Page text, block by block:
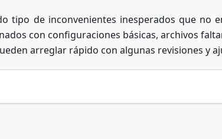
tipo de inconvenientes inesperados que no
con configuraciones básicas, archivos
arreglar rápido con algunas revisiones y